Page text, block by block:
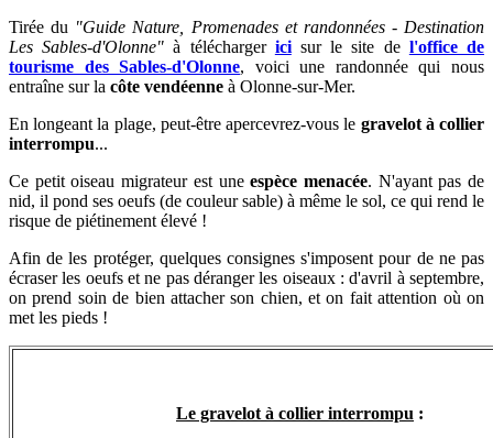
Tirée du "Guide Nature, Promenades et randonnées - Destination
Les Sables-d'Olonne" à télécharger icisur le site de l'office de
tourisme des Sables-d'Olonne, voici une randonnée qui nous
entraîne sur la côte vendéenne à Olonne-sur-Mer.
En longeant la plage, peut-être apercevrez-vous le gravelot à collier
interrompu...
Ce petit oiseau migrateur est uneespèce menacée. N'ayant pas de
nid, il pond ses oeufs (de couleur sable) à même le sol, ce qui rend le
risque de piétinement élevé !
Afin de les protéger, quelques consignes s'imposent pour de ne pas
écraser les oeufs et ne pas déranger les oiseaux : d'avril à septembre,
on prend soin de bien attacher son chien, et on fait attention où on
met les pieds !
Le gravelot à collier interrompu :